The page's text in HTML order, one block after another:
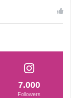
7.000
Followers